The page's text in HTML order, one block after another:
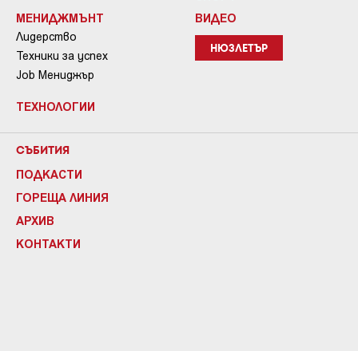
МЕНИДЖМЪНТ
Лидерство
Техники за успех
Job Мениджър
ТЕХНОЛОГИИ
ВИДЕО
НЮЗЛЕТЪР
СЪБИТИЯ
ПОДКАСТИ
ГОРЕЩА ЛИНИЯ
АРХИВ
КОНТАКТИ